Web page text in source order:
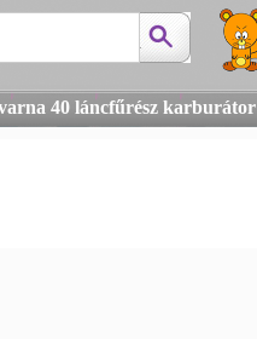
40 láncfűrész karburátor